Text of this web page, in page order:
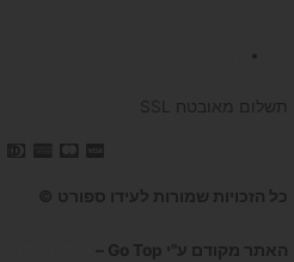
תשלום מאובטח SSL
כל הזכויות שמורות לעידו ספורט ©
האתר מקודם ע"י Go Top –